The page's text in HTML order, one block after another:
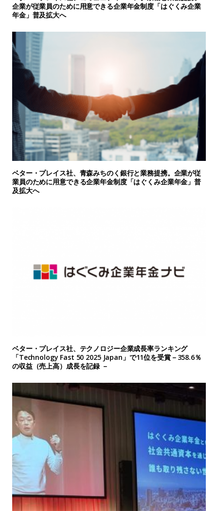
企業が従業員のために用意できる企業年金制度「はぐくみ企業
年金」普及拡大へ
ベター・プレイス社、青森みちのく銀行と業務提携。企業が従
業員のために用意できる企業年金制度「はぐくみ企業年金」普
及拡大へ
ベター・プレイス社、テクノロジー企業成長率ランキング
「Technology Fast 50 2025 Japan」で11位を受賞－358.6％
の収益（売上高）成長を記録 －